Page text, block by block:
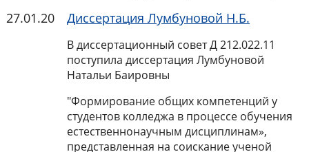
27.01.20 Диссертация Лумбуновой Н.Б.
В диссертационный совет Д 212.022.11
поступила диссертация Лумбуновой
Натальи Баировны
"Формирование общих компетенций у
студентов колледжа в процессе обучения
естественнонаучным дисциплинам»,
представленная на соискание ученой